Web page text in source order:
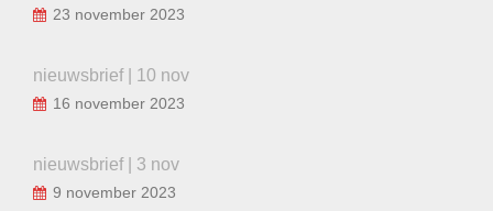
23 november 2023
nieuwsbrief | 10 nov
16 november 2023
nieuwsbrief | 3 nov
9 november 2023